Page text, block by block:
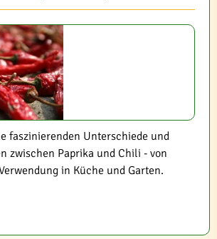
faszinierenden Unterschiede und
zwischen Paprika und Chili - von
in Küche und Garten.